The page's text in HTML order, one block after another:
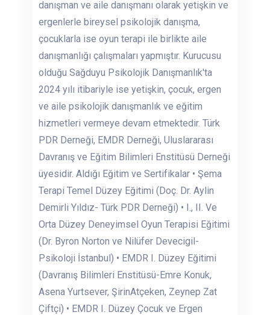
danışman ve aile danışmanı olarak yetişkin ve
ergenlerle bireysel psikolojik danışma,
çocuklarla ise oyun terapi ile birlikte aile
danışmanlığı çalışmaları yapmıştır. Kurucusu
olduğu Sağduyu Psikolojik Danışmanlık'ta
2024 yılı itibariyle ise yetişkin, çocuk, ergen
ve aile psikolojik danışmanlık ve eğitim
hizmetleri vermeye devam etmektedir. Türk
PDR Derneği, EMDR Derneği, Uluslararası
Davranış ve Eğitim Bilimleri Enstitüsü Derneği
üyesidir. Aldığı Eğitim ve Sertifikalar • Şema
Terapi Temel Düzey Eğitimi (Doç. Dr. Aylin
Demirli Yıldız- Türk PDR Derneği) • I., II. Ve
Orta Düzey Deneyimsel Oyun Terapisi Eğitimi
(Dr. Byron Norton ve Nilüfer Devecigil-
Psikoloji İstanbul) • EMDR I. Düzey Eğitimi
(Davranış Bilimleri Enstitüsü-Emre Konuk,
Asena Yurtsever, ŞirinAtçeken, Zeynep Zat
Çiftçi) • EMDR I. Düzey Çocuk ve Ergen